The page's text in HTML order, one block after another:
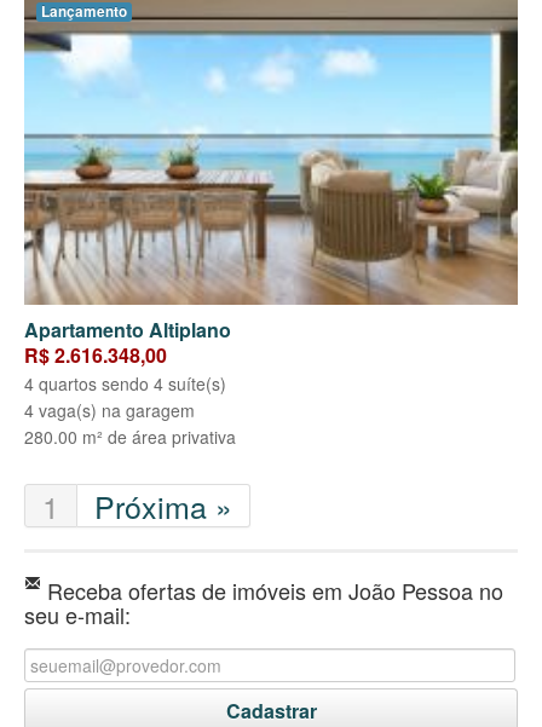
Lançamento
Apartamento Altiplano
R$ 2.616.348,00
4 quartos sendo 4 suíte(s)
4 vaga(s) na garagem
280.00 m² de área privativa
1 Próxima »
Receba ofertas de imóveis em João Pessoa no
seu e-mail: